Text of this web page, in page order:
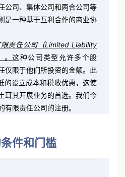
独资开设的企业，合资公司则
公司、集体公司和两合公司等
一种基于互利合作的商业协
责任公司（Limited Liability
。这种公司类型允许多个股
仅限于他们所投资的金额。此
的设立成本和税收优惠，这使
耳其开展业务的首选。我们今